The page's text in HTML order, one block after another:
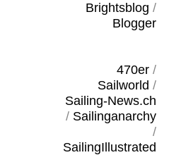
Brightsblog /
Blogger
470er/
Sailworld /
Sailing-News.ch
/ Sailinganarchy
/
SailingIllustrated